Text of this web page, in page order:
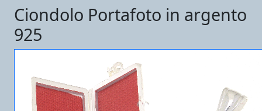
Ciondolo Portafoto in argento
925